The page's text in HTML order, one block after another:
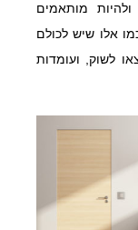
מותאמים
אלו שיש לכולם
לשוק, ועומדות